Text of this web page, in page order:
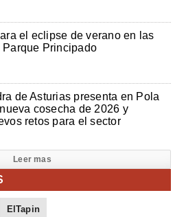
el eclipse de verano en las
Parque Principado
de Asturias presenta en Pola
cosecha de 2026 y
retos para el sector
Leer mas
ElTapin